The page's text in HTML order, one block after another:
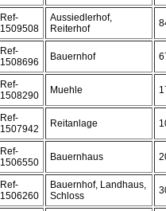
Ref-
1509508
Aussiedlerhof,
Reiterhof
Ref-
1508696
Bauernhof
Ref-
1508290
Muehle
Ref-
1507942
Reitanlage
Ref-
1506550
Bauernhaus
Ref-
1506260
Bauernhof, Landhaus,
Schloss